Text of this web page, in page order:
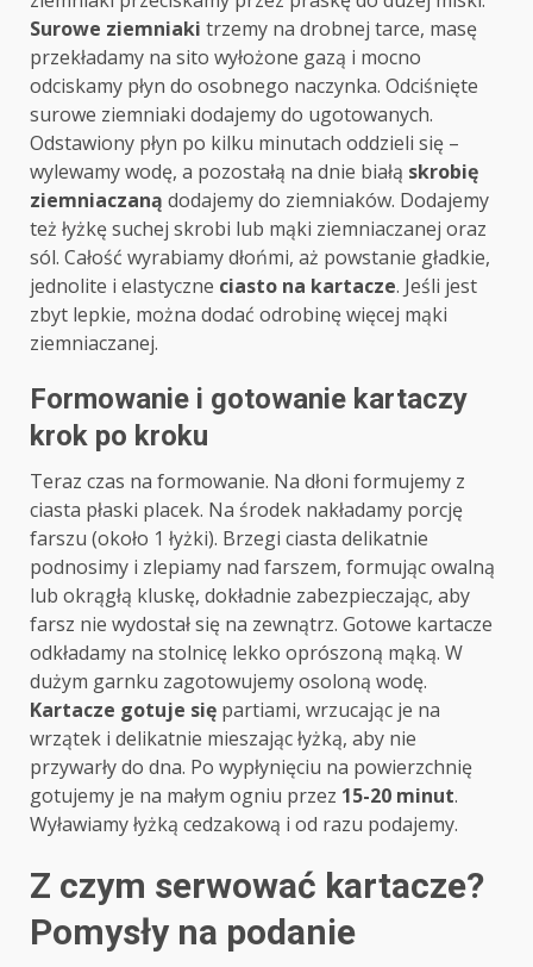
Surowe ziemniaki trzemy na drobnej tarce, masę
przekładamy na sito wyłożone gazą i mocno
odciskamy płyn do osobnego naczynka. Odciśnięte
surowe ziemniaki dodajemy do ugotowanych.
Odstawiony płyn po kilku minutach oddzieli się –
wylewamy wodę, a pozostałą na dnie białą skrobię
ziemniaczaną dodajemy do ziemniaków. Dodajemy
też łyżkę suchej skrobi lub mąki ziemniaczanej oraz
sól. Całość wyrabiamy dłońmi, aż powstanie gładkie,
jednolite i elastyczne ciasto na kartacze. Jeśli jest
zbyt lepkie, można dodać odrobinę więcej mąki
ziemniaczanej.
Formowanie i gotowanie kartaczy
krok po kroku
Teraz czas na formowanie. Na dłoni formujemy z
ciasta płaski placek. Na środek nakładamy porcję
farszu (około 1 łyżki). Brzegi ciasta delikatnie
podnosimy i zlepiamy nad farszem, formując owalną
lub okrągłą kluskę, dokładnie zabezpieczając, aby
farsz nie wydostał się na zewnątrz. Gotowe kartacze
odkładamy na stolnicę lekko oprószoną mąką. W
dużym garnku zagotowujemy osoloną wodę.
Kartacze gotuje się partiami, wrzucając je na
wrzątek i delikatnie mieszając łyżką, aby nie
przywarły do dna. Po wypłynięciu na powierzchnię
gotujemy je na małym ogniu przez 15-20 minut.
Wyławiamy łyżką cedzakową i od razu podajemy.
Z czym serwować kartacze?
Pomysły na podanie